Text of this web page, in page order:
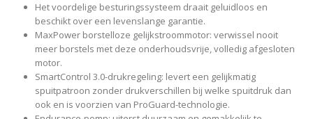
Het voordelige besturingssysteem draait geluidloos en
beschikt over een levenslange garantie.
MaxPower borstelloze gelijkstroommotor: verwissel nooit
meer borstels met deze onderhoudsvrije, volledig afgesloten
motor.
SmartControl 3.0-drukregeling: levert een gelijkmatig
spuitpatroon zonder drukverschillen bij welke spuitdruk dan
ook en is voorzien van ProGuard-technologie.